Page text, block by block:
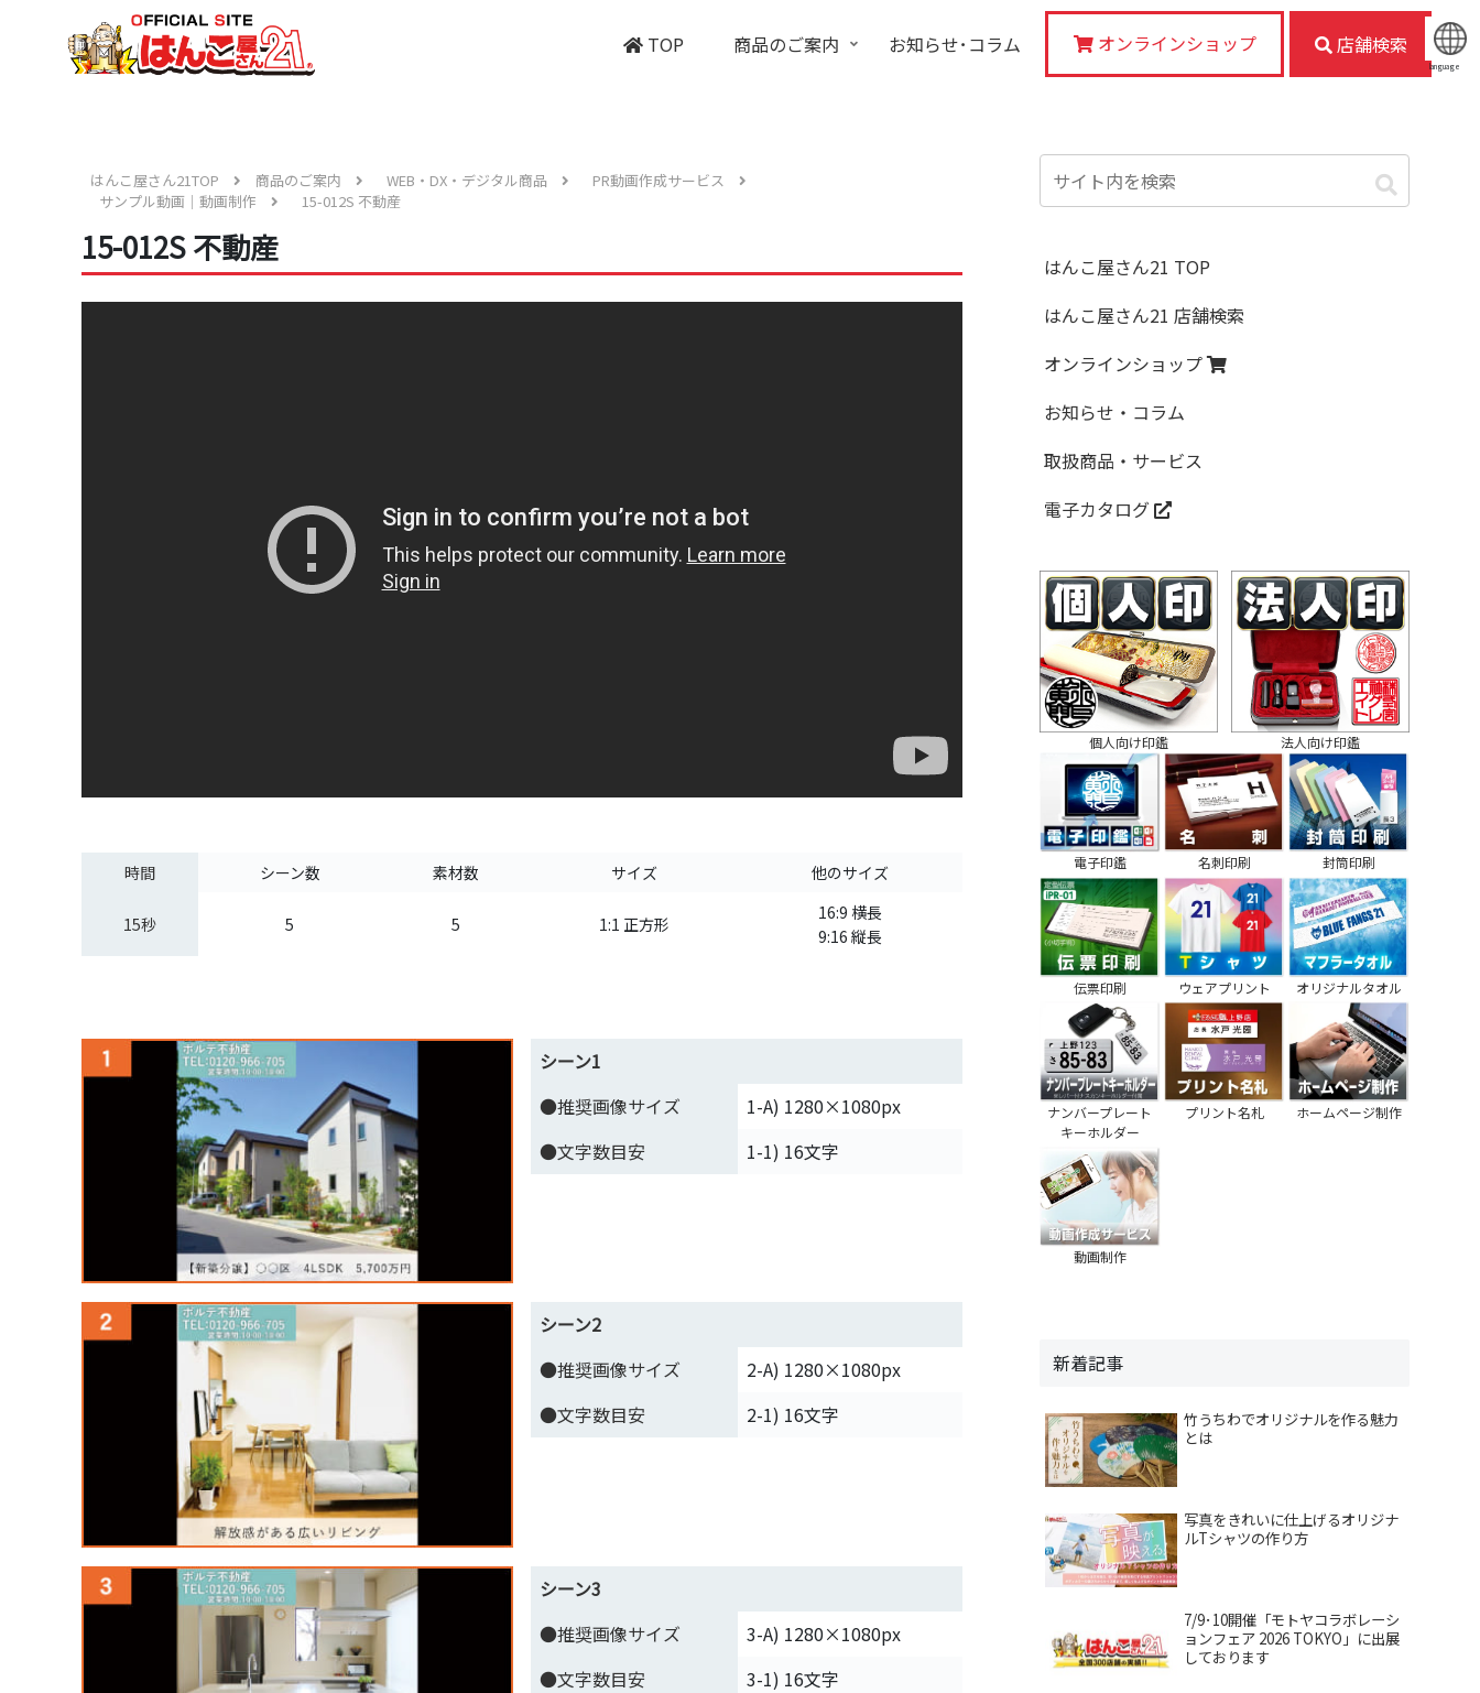
language
TOP 商品のご案内 お知らせ･コラム オンラインショップ 店舗検索
はんこ屋さん21TOP 商品のご案内 WEB・DX・デジタル商品
PR動画作成サービス
サンプル動画｜動画制作
15-012S 不動産
15-012S 不動産
時間 シーン数 素材数 サイズ 他のサイズ
15秒 5 5 1:1 正方形
16:9 横長
9:16 縦長
シーン1
●推奨画像サイズ
1-A) 1280×1080px
●文字数目安
1-1) 16文字
シーン2
●推奨画像サイズ
2-A) 1280×1080px
●文字数目安
2-1) 16文字
シーン3
●推奨画像サイズ
3-A) 1280×1080px
●文字数目安
3-1) 16文字
はんこ屋さん21 TOP
はんこ屋さん21 店舗検索
オンラインショップ
お知らせ・コラム
取扱商品・サービス
電子カタログ
個人向け印鑑 法人向け印鑑
電子印鑑 名刺印刷 封筒印刷
伝票印刷 ウェアプリント オリジナルタオル
ナンバープレート
キーホルダー
プリント名札 ホームページ制作
動画制作
新着記事
竹うちわでオリジナルを作る魅力
とは
写真をきれいに仕上げるオリジナ
ルTシャツの作り方
7/9･10開催「モトヤコラボレーシ
ョンフェア 2026 TOKYO」に出展
しております